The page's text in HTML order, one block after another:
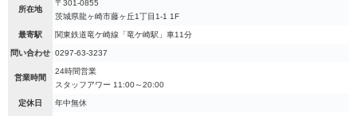
所在地
〒301-0855
茨城県龍ヶ崎市藤ヶ丘1丁目1-1 1F
最寄駅 関東鉄道竜ケ崎線「竜ケ崎駅」車11分
問い合わせ 0297-63-3237
営業時間
24時間営業
スタッフアワー 11:00～20:00
定休日 年中無休